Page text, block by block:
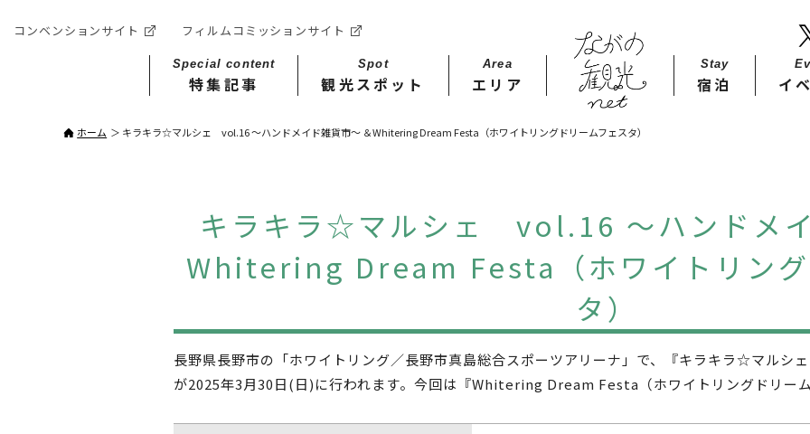
コンベンションサイト フィルムコミッションサイト
Special content
特集記事
Spot
観光スポット
Area
エリア
Stay​
宿泊 イ
ホーム キラキラ☆マルシェ vol.16 ～ハンドメイド雑貨市～ ＆Whitering Dream Festa（ホワイトリングドリームフェスタ）
キラキラ☆マルシェ vol.16 ～ハンドメ
Whitering Dream Festa（ホワイトリング
タ）
長野県長野市の「ホワイトリング／長野市真島総合スポーツアリーナ」で、『キラキラ☆マルシ
が2025年3月30日(日)に行われます。今回は『Whitering Dream Festa（ホワイトリングドリー